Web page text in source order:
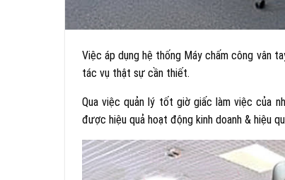
Việc áp dụng hệ thống Máy chấm công vân
tác vụ thật sự cần thiết.
Qua việc quản lý tốt giờ giấc làm việc của
được hiệu quả hoạt động kinh doanh & hiệu